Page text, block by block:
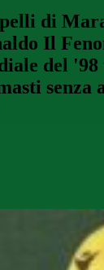
di
Il
del
senza